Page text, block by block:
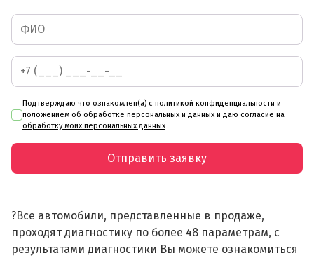
Подтверждаю что ознакомлен(а) с политикой конфиденциальности и
положением об обработке персональных и данных и даю согласие на
обработку моих персональных данных
Отправить заявку
?Все автомобили, представленные в продаже,
проходят диагностику по более 48 параметрам, с
результатами диагностики Вы можете ознакомиться